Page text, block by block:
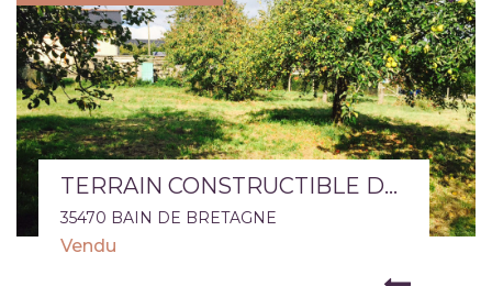
TERRAIN CONSTRUCTIBLE DE 719 M2 ENVIRON LOT N°1
35470 BAIN DE BRETAGNE
Vendu